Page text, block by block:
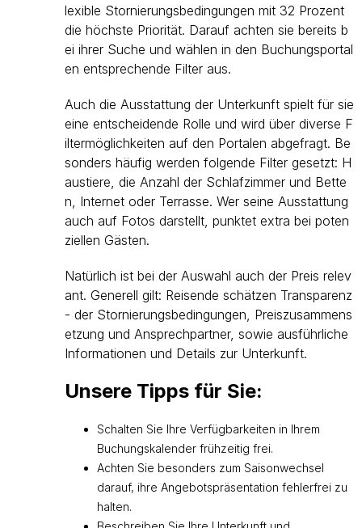
lexible Stornierungsbedingungen mit 32 Prozent
die höchste Priorität. Darauf achten sie bereits b
ei ihrer Suche und wählen in den Buchungsportal
en entsprechende Filter aus.
Auch die Ausstattung der Unterkunft spielt für sie
eine entscheidende Rolle und wird über diverse F
iltermöglichkeiten auf den Portalen abgefragt. Be
sonders häufig werden folgende Filter gesetzt: H
austiere, die Anzahl der Schlafzimmer und Bette
n, Internet oder Terrasse. Wer seine Ausstattung
auch auf Fotos darstellt, punktet extra bei poten
ziellen Gästen.
Natürlich ist bei der Auswahl auch der Preis relev
ant. Generell gilt: Reisende schätzen Transparenz
- der Stornierungsbedingungen, Preiszusammens
etzung und Ansprechpartner, sowie ausführliche
Informationen und Details zur Unterkunft.
Unsere Tipps für Sie:
Schalten Sie Ihre Verfügbarkeiten in Ihrem
Buchungskalender frühzeitig frei.
Achten Sie besonders zum Saisonwechsel
darauf, ihre Angebotspräsentation fehlerfrei zu
halten.